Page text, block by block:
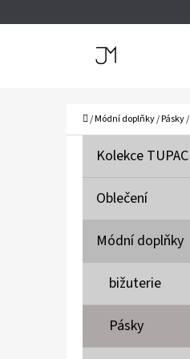
Domů
/Módní doplňky/Pásky/
Přeskočit
K
E
Kolekce TUPAC
Oblečení
Módní doplňky
bižuterie
Pásky